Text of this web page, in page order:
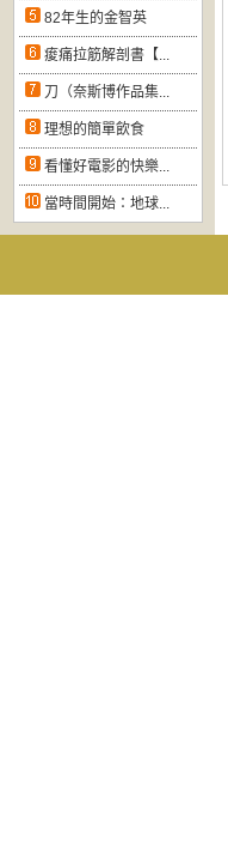
82年生的金智英
痠痛拉筋解剖書【...
刀（奈斯博作品集...
理想的簡單飲食
看懂好電影的快樂...
當時間開始：地球...